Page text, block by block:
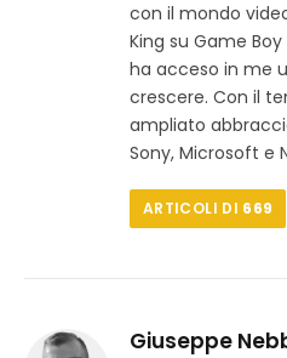
m
con il mondo
King su Game
ha acceso in me
crescere. Con il
ampliato
Sony, Microsoft e
ARTICOLI DI 669
Giuseppe